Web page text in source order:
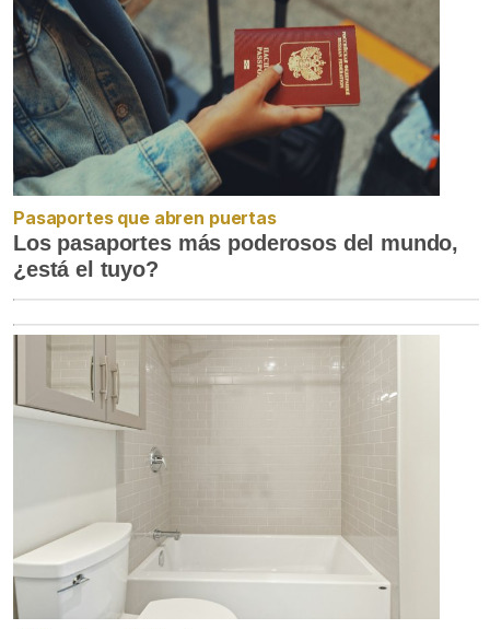
Pasaportes que abren puertas
Los pasaportes más poderosos del mundo,
¿está el tuyo?